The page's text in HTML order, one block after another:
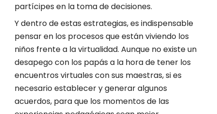
partícipes en la toma de decisiones.
Y dentro de estas estrategias, es indispensable
pensar en los procesos que están viviendo los
niños frente a la virtualidad. Aunque no existe un
desapego con los papás a la hora de tener los
encuentros virtuales con sus maestras, si es
necesario establecer y generar algunos
acuerdos, para que los momentos de las